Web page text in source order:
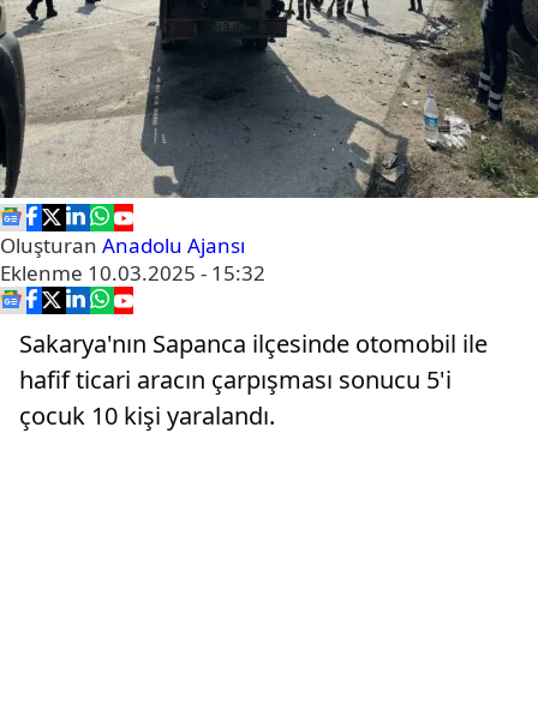
Oluşturan Anadolu Ajansı
Eklenme 10.03.2025 - 15:32
Sakarya'nın Sapanca ilçesinde otomobil ile
hafif ticari aracın çarpışması sonucu 5'i
çocuk 10 kişi yaralandı.